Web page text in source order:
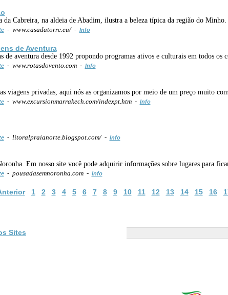
da Cabreira, na aldeia de Abadim, ilustra a beleza típica da região do Minho.
- www.casadatorre.eu/ - Info
de Aventura
de aventura desde 1992 propondo programas ativos e culturais em todos
- www.rotasdovento.com - Info
viagens privadas, aqui nós as organizamos por meio de um preço muito
- www.excursionmarrakech.com/indexpt.htm - Info
- litoralpraianorte.blogspot.com/ - Info
Em nosso site você pode adquirir informações sobre lugares para
- pousadasemnoronha.com - Info
1 2 3 4 5 6 7 8 9 10 11 12 13 14 15 16
Sites